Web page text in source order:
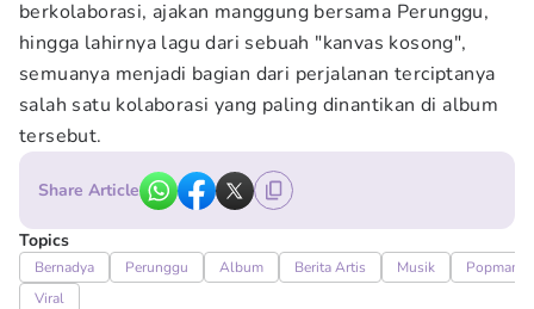
berkolaborasi, ajakan manggung bersama Perunggu,
hingga lahirnya lagu dari sebuah "kanvas kosong",
semuanya menjadi bagian dari perjalanan terciptanya
salah satu kolaborasi yang paling dinantikan di album
tersebut.
Share Article
Topics
Bernadya Perunggu Album Berita Artis Musik
Viral